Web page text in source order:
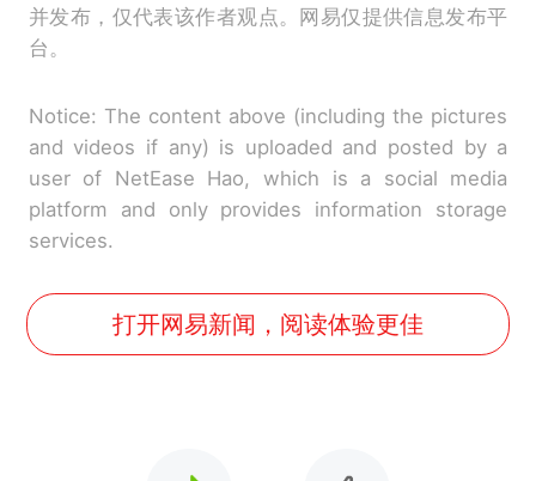
并发布，仅代表该作者观点。网易仅提供信息发布平
台。
Notice: The content above (including the pictures
and videos if any) is uploaded and posted by a
user of NetEase Hao, which is a social media
platform and only provides information storage
services.
打开网易新闻，阅读体验更佳